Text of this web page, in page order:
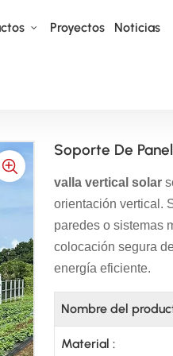
Proyectos Noticias
Soporte De
valla vertical solar
orientación vertical.
paredes o sistemas
colocación segura
energía eficiente.
Nombre del
Material :